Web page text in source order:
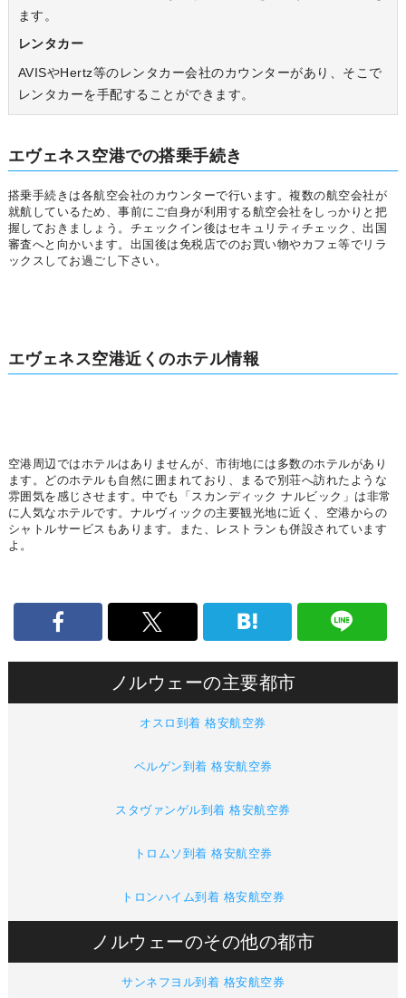
ます。
レンタカー
AVISやHertz等のレンタカー会社のカウンターがあり、そこで
レンタカーを手配することができます。
エヴェネス空港での搭乗手続き
搭乗手続きは各航空会社のカウンターで行います。複数の航空会社が
就航しているため、事前にご自身が利用する航空会社をしっかりと把
握しておきましょう。チェックイン後はセキュリティチェック、出国
審査へと向かいます。出国後は免税店でのお買い物やカフェ等でリラ
ックスしてお過ごし下さい。
エヴェネス空港近くのホテル情報
空港周辺ではホテルはありませんが、市街地には多数のホテルがあり
ます。どのホテルも自然に囲まれており、まるで別荘へ訪れたような
雰囲気を感じさせます。中でも「スカンディック ナルビック」は非常
に人気なホテルです。ナルヴィックの主要観光地に近く、空港からの
シャトルサービスもあります。また、レストランも併設されています
よ。
ノルウェーの主要都市
オスロ到着 格安航空券
ベルゲン到着 格安航空券
スタヴァンゲル到着 格安航空券
トロムソ到着 格安航空券
トロンハイム到着 格安航空券
ノルウェーのその他の都市
サンネフヨル到着 格安航空券